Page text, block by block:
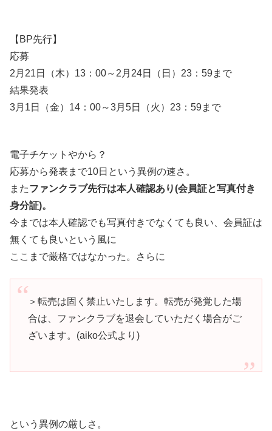
【BP先行】
応募
2月21日（木）13：00～2月24日（日）23：59まで
結果発表
3月1日（金）14：00～3月5日（火）23：59まで
電子チケットやから？
応募から発表まで10日という異例の速さ。
またファンクラブ先行は本人確認あり(会員証と写真付き
身分証)。
今までは本人確認でも写真付きでなくても良い、会員証は
無くても良いという風に
ここまで厳格ではなかった。さらに
＞転売は固く禁止いたします。転売が発覚した場
合は、ファンクラブを退会していただく場合がご
ざいます。(aiko公式より)
という異例の厳しさ。